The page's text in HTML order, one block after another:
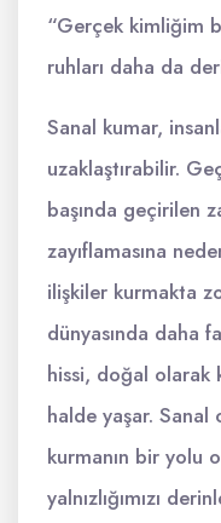
“Gerçek kimliğim
ruhları daha da
Sanal kumar,
uzaklaştırabilir.
başında geçirilen
zayıflamasına
ilişkiler kurmakta
dünyasında daha
hissi, doğal olarak
halde yaşar. Sanal
kurmanın bir yolu
yalnızlığımızı